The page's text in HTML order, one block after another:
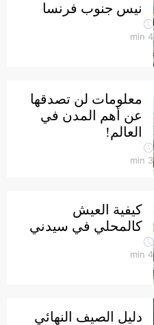
نيس جنوب فرنسا
4
min
معلومات لن تصدقها
عن أهم المدن في
العالم!
3
min
كيفية العيش
كالمحلي في سيدني
4
min
دليل الصيف النهائي